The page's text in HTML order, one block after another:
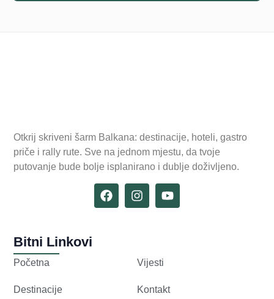
Otkrij skriveni šarm Balkana: destinacije, hoteli, gastro
priče i rally rute. Sve na jednom mjestu, da tvoje
putovanje bude bolje isplanirano i dublje doživljeno.
Bitni Linkovi
Početna
Destinacije
Vijesti
Kontakt